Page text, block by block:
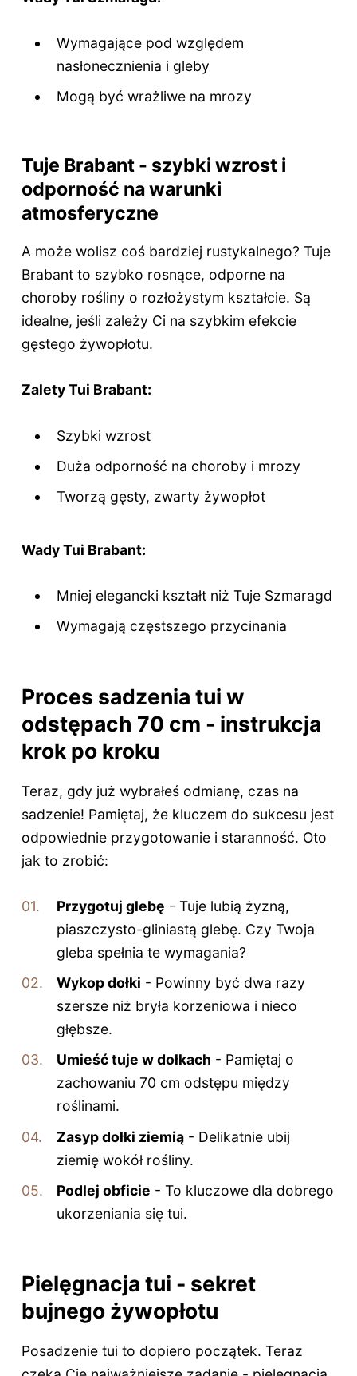
Wymagające pod względem
nasłonecznienia i gleby
Mogą być wrażliwe na mrozy
Tuje Brabant - szybki wzrost i
odporność na warunki
atmosferyczne
A może wolisz coś bardziej rustykalnego? Tuje
Brabant to szybko rosnące, odporne na
choroby rośliny o rozłożystym kształcie. Są
idealne, jeśli zależy Ci na szybkim efekcie
gęstego żywopłotu.
Zalety Tui Brabant:
Szybki wzrost
Duża odporność na choroby i mrozy
Tworzą gęsty, zwarty żywopłot
Wady Tui Brabant:
Mniej elegancki kształt niż Tuje Szmaragd
Wymagają częstszego przycinania
Proces sadzenia tui w
odstępach 70 cm - instrukcja
krok po kroku
Teraz, gdy już wybrałeś odmianę, czas na
sadzenie! Pamiętaj, że kluczem do sukcesu jest
odpowiednie przygotowanie i staranność. Oto
jak to zrobić:
Przygotuj glebę - Tuje lubią żyzną,
piaszczysto-gliniastą glebę. Czy Twoja
gleba spełnia te wymagania?
Wykop dołki - Powinny być dwa razy
szersze niż bryła korzeniowa i nieco
głębsze.
Umieść tuje w dołkach - Pamiętaj o
zachowaniu 70 cm odstępu między
roślinami.
Zasyp dołki ziemią - Delikatnie ubij
ziemię wokół rośliny.
Podlej obficie - To kluczowe dla dobrego
ukorzeniania się tui.
Pielęgnacja tui - sekret
bujnego żywopłotu
Posadzenie tui to dopiero początek. Teraz